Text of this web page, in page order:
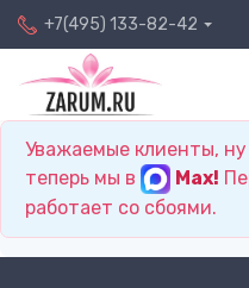
+7(495) 133-82-42
Уважаемые клиенты, ну
теперь мы в
Max!
работает со сбоями.